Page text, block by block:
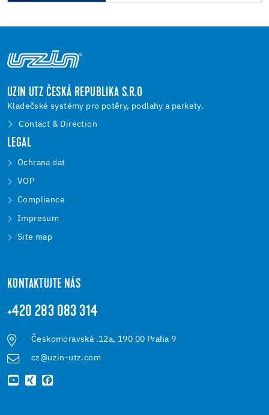
UZIN UTZ ČESKÁ REPUBLIKA S.R.O
Kladečské systémy pro potěry, podlahy a parkety.
Contact & Direction
LEGAL
Ochrana dat
VOP
Compliance
Impresum
Site map
KONTAKTUJTE NÁS
+420 283 083 314
Českomoravská .12a, 190 00 Praha 9
cz@uzin-utz.com